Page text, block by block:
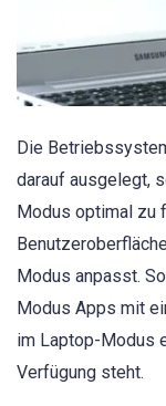
Die
darauf ausgelegt,
Modus optimal zu
Modus anpasst.
Modus Apps mit
im Laptop-Modus
Verfügung steht.